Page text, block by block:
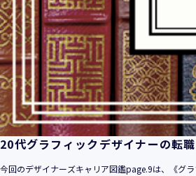
20代グラフィックデザイナーの転
今回のデザイナーズキャリア図鑑page.9は、《グ